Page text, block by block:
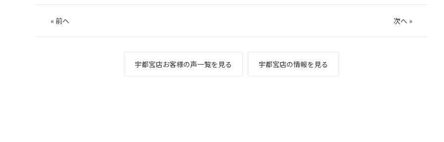
« 前へ 次へ »
宇都宮店お客様の声一覧を見る 宇都宮店の情報を見る